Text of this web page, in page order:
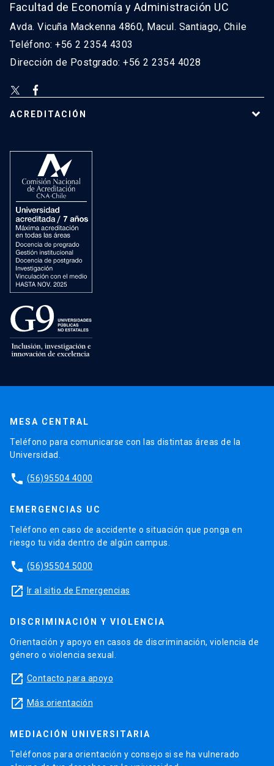
Facultad de Economía y Administración UC
Avda. Vicuña Mackenna 4860, Macul. Santiago, Chile
Teléfono: +56 2 2354 4303
Dirección de Postgrado: +56 2 2354 4028
ACREDITACIÓN
MESA CENTRAL
Teléfono para comunicarse con las distintas áreas de la
Universidad.
phone (56)95504 4000
EMERGENCIAS UC
Teléfono en caso de accidente o situación que ponga en
riesgo tu vida dentro de algún campus.
phone (56)95504 5000
launch Ir al sitio de Emergencias
DISCRIMINACIÓN Y VIOLENCIA
Orientación y apoyo en casos de discriminación, violencia de
género o violencia sexual.
launch Contacto para apoyo
launch Más orientación
MEDIACIÓN UNIVERSITARIA
Teléfonos para orientación y consejo si se ha vulnerado